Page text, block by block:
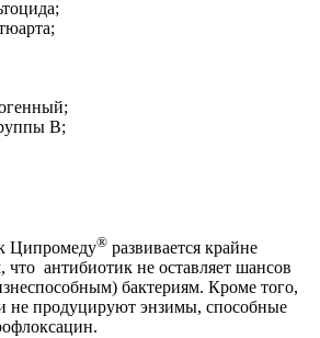
В;
Ципромеду® развивается крайне
антибиотик не оставляет шансов
бактериям. Кроме того,
не продуцируют энзимы, способные